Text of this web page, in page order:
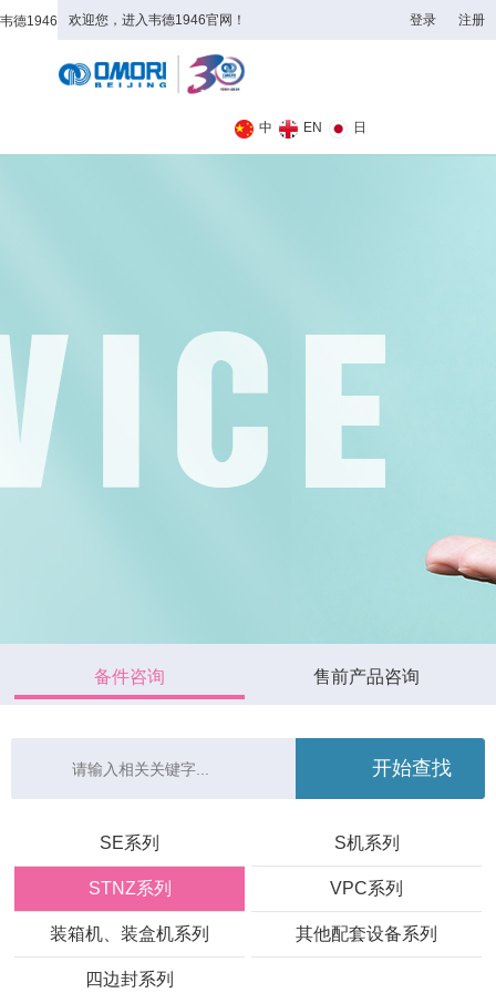
韦德1946 欢迎您，进入韦德1946官网！ 登录 注册
中 EN 日
备件咨询 售前产品咨询
SE系列 S机系列
STNZ系列 VPC系列
装箱机、装盒机系列 其他配套设备系列
四边封系列